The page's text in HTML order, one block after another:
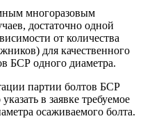
многоразовым
достаточно одной
от количества
для качественного
БСР одного диаметра.
партии болтов БСР
в заявке требуемое
осаживаемого болта.